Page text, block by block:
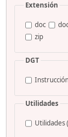
Extensión
doc
zip
DGT
Utilidades
Utilidades